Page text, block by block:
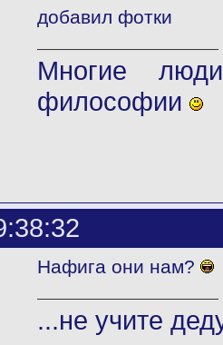
добавил фотки
Многие
философии
Нафига они нам?
...не учите